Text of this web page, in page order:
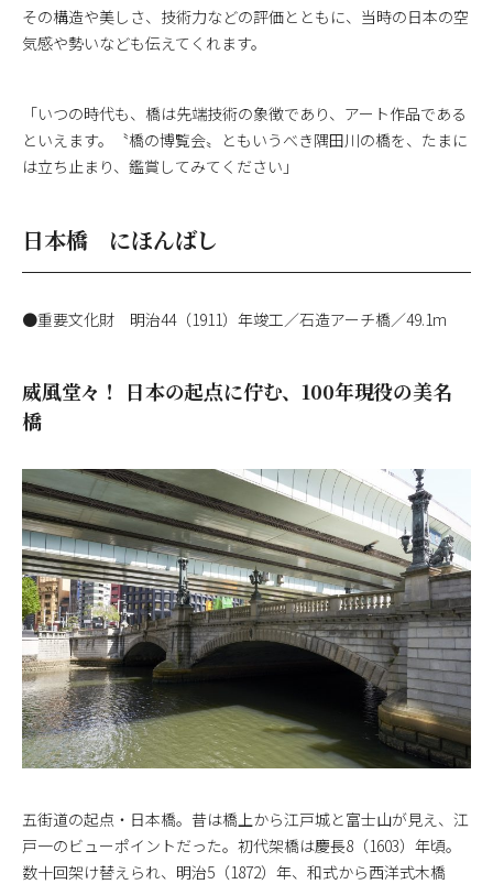
その構造や美しさ、技術力などの評価とともに、当時の日本の空
気感や勢いなども伝えてくれます。
「いつの時代も、橋は先端技術の象徴であり、アート作品である
といえます。〝橋の博覧会〟ともいうべき隅田川の橋を、たまに
は立ち止まり、鑑賞してみてください」
日本橋 にほんばし
●重要文化財 明治44（1911）年竣工／石造アーチ橋／49.1m
威風堂々！ 日本の起点に佇む、100年現役の美名
橋
五街道の起点・日本橋。昔は橋上から江戸城と富士山が見え、江
戸一のビューポイントだった。初代架橋は慶長8（1603）年頃。
数十回架け替えられ、明治5（1872）年、和式から西洋式木橋